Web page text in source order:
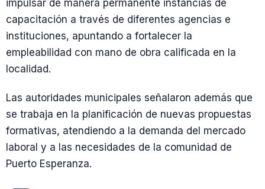
impulsar de manera permanente instancias de
capacitación a través de diferentes agencias e
instituciones, apuntando a fortalecer la
empleabilidad con mano de obra calificada en la
localidad.
Las autoridades municipales señalaron además que
se trabaja en la planificación de nuevas propuestas
formativas, atendiendo a la demanda del mercado
laboral y a las necesidades de la comunidad de
Puerto Esperanza.